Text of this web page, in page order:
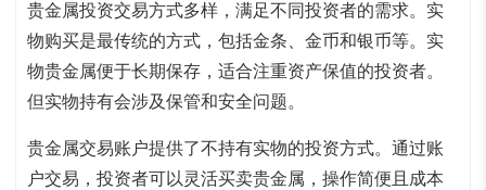
贵金属投资交易方式多样，满足不同投资者的需求。实
物购买是最传统的方式，包括金条、金币和银币等。实
物贵金属便于长期保存，适合注重资产保值的投资者。
但实物持有会涉及保管和安全问题。
贵金属交易账户提供了不持有实物的投资方式。通过账
户交易，投资者可以灵活买卖贵金属，操作简便且成本